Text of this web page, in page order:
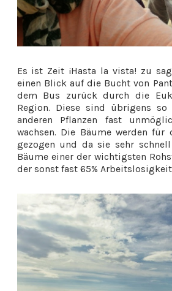
Es ist Zeit ¡Hasta la vista! zu
einen Blick auf die Bucht von
dem Bus zurück durch die
Region. Diese sind übrigens so
anderen Pflanzen fast
wachsen. Die Bäume werden für
gezogen und da sie sehr
Bäume einer der wichtigsten
der sonst fast 65%